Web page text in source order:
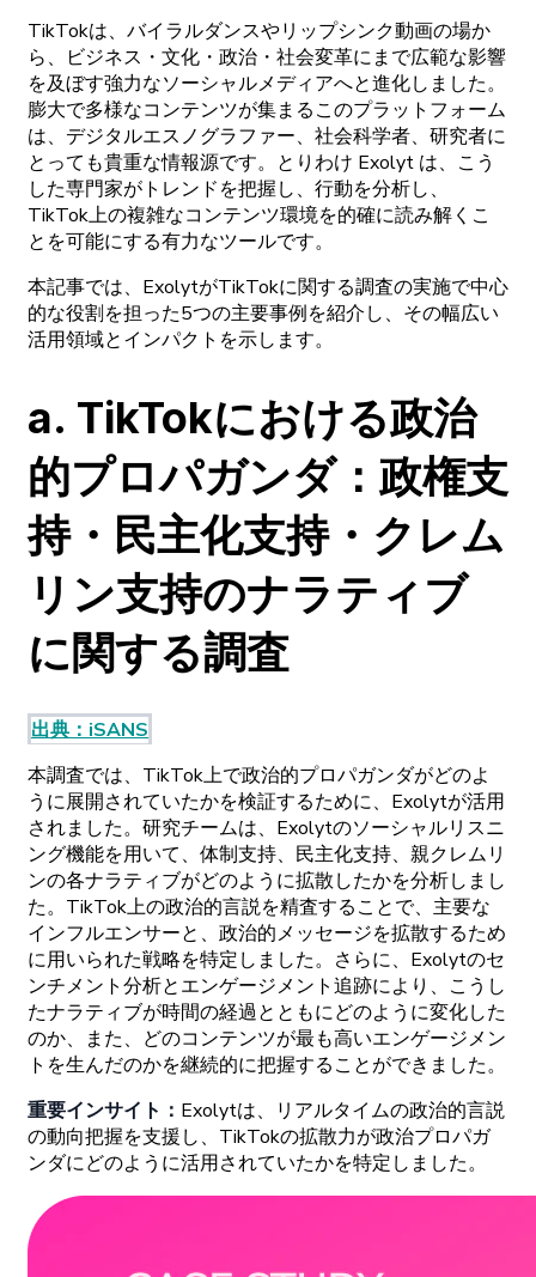
TikTokは、 バイラルダンスやリップシンク動画の場か
ら、
ビジネス ・ 文化 ・ 政治 ・ 社会変革にまで広範な影響
を及ぼす強力なソーシャルメディアへと進化しました。
膨大で多様なコンテンツが集まるこのプラットフォーム
は、 デジタルエスノグラファー、 社会科学者、 研究者に
とっても貴重な情報源です。と りわけ Exolyt は、 こう
した専門家が トレンドを把握し、 行動を分析し、
TikTok上の複雑なコンテンツ環境を的確に読み解くこ
とを可能にする有力なツールです。
本記事では、 ExolytがTikTokに関する調査の実施で中心
的な役割を担った5つの主要事例を紹介し、 その幅広い
活用領域とインパクトを示します。
a. TikTokにおける政治
的プロパガンダ：政権支
持・ 民主化支持・ クレム
リン支持のナラティブ
に関する調査
出典：iSANS
本調査では、 TikTok上で政治的プロパガンダがどのよ
うに展開されていたかを検証するために、 Exolytが活用
されました。 研究チームは、 Exolytのソーシャルリスニ
ング機能を用いて、 体制支持、 民主化支持、 親クレムリ
ンの各ナラティブがどのように拡散したかを分析しまし
た。 TikTok上の政治的言説を精査することで、 主要な
インフルエンサーと、 政治的メッセージを拡散するため
に用いられた戦略を特定しました。さらに、 Exolytのセ
ンチメント分析とエンゲージメント追跡により、 こうし
たナラティブが時間の経過とともにどのように変化した
のか、
また、 どのコンテンツが最も高いエンゲージメン
トを生んだのかを継続的に把握することができました。
重要インサイト ： Exolytは、 リアルタイムの政治的言説
の動向把握を支援し、 TikTokの拡散力が政治プロパガ
ンダにどのように活用されていたかを特定しました。